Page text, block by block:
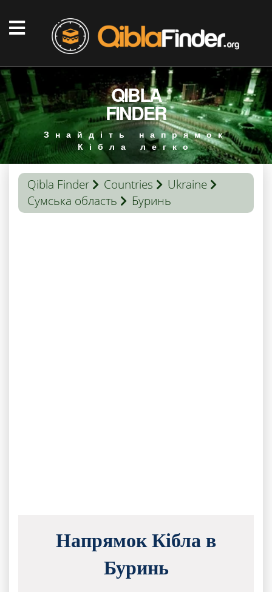
QIBLA
FINDER
Знайдіть напрямок
Кібла легко
Qibla Finder Countries
Ukraine
Сумська область
Буринь
Напрямок Кібла в
Буринь